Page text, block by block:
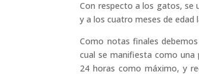
Con respecto a los gatos, se
y a los cuatro meses de edad
Como notas finales
cual se manifiesta como una
24 horas como máximo, y